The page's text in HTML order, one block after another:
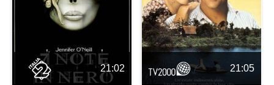
21:02 21:05